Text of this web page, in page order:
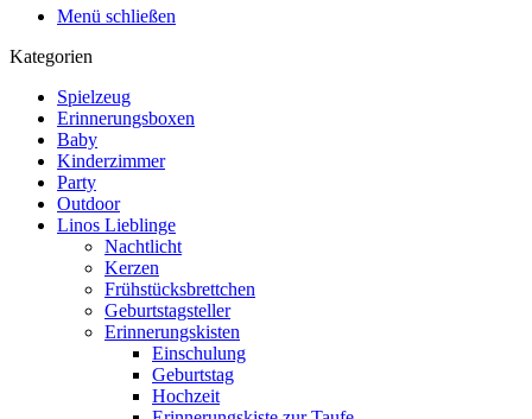
Menü schließen
Kategorien
Spielzeug
Erinnerungsboxen
Baby
Kinderzimmer
Party
Outdoor
Linos Lieblinge
Nachtlicht
Kerzen
Frühstücksbrettchen
Geburtstagsteller
Erinnerungskisten
Einschulung
Geburtstag
Hochzeit